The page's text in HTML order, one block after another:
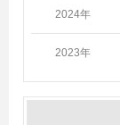
2024年
2023年